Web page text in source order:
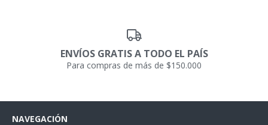
ENVÍOS GRATIS A TODO EL PAÍS
Para compras de más de $150.000
NAVEGACIÓN